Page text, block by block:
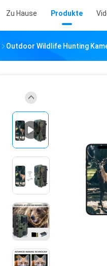
Zu Hause Produkte
Outdoor Wildlife Hunting